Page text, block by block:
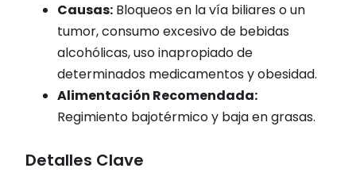
Causas: Bloqueos en la vía biliares o un
tumor, consumo excesivo de bebidas
alcohólicas, uso inapropiado de
determinados medicamentos y obesidad.
Alimentación Recomendada:
Regimiento bajotérmico y baja en grasas.
Detalles Clave